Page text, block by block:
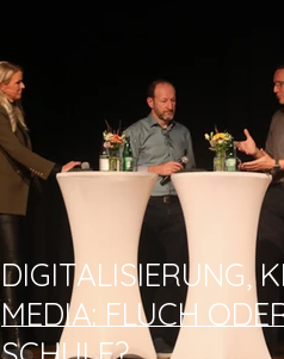
DIGITALISIERUNG,
MEDIA: FLUCH